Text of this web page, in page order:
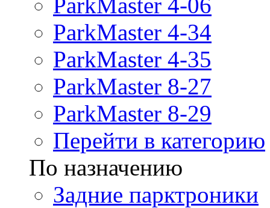
ParkMaster 4-34
ParkMaster 4-35
ParkMaster 8-27
ParkMaster 8-29
Перейти в категорию
По назначению
Задние парктроники